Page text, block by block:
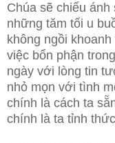
Chúa sẽ chiếu
những tăm tối u
không ngồi
việc bổn phận
ngày với lòng tin
nhỏ mọn với tình
chính là cách ta
chính là ta tỉnh